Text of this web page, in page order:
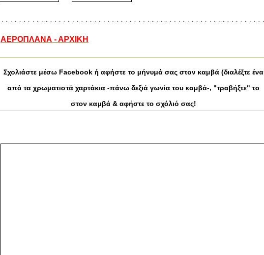
ΑΕΡΟΠΛΑΝΑ - ΑΡΧΙΚΗ
Σχολιάστε μέσω Facebook ή αφήστε το μήνυμά σας στον καμβά (διαλέξτε ένα
από τα χρωματιστά χαρτάκια -πάνω δεξιά γωνία του καμβά-, "τραβήξτε" το
στον καμβά & αφήστε το σχόλιό σας!